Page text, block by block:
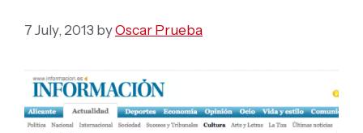
7 July, 2013 byOscar Prueba